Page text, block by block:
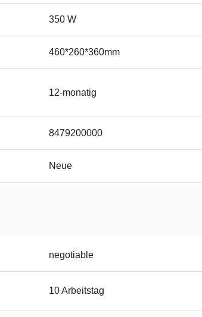
350 W
460*260*360mm
12-monatig
8479200000
Neue
negotiable
10 Arbeitstag